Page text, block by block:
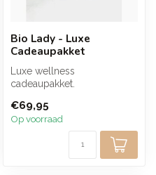
Bio Lady - Luxe
Cadeaupakket
Luxe wellness
cadeaupakket.
€69,95
Op voorraad